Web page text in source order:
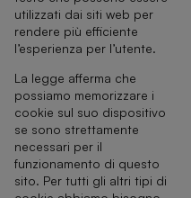
utilizzati dai siti web per
rendere più efficiente
l’esperienza per l’utente.
La legge afferma che
possiamo memorizzare i
cookie sul suo dispositivo
se sono strettamente
necessari per il
funzionamento di questo
sito. Per tutti gli altri tipi di